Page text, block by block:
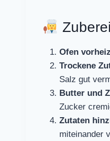
Ofen
Trockene
Salz gut
Butter und
Zucker
Zutaten
miteinander